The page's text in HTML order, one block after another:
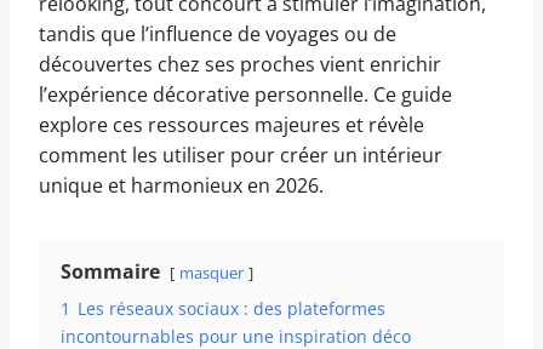
tandis que l’influence de voyages ou de
découvertes chez ses proches vient enrichir
l’expérience décorative personnelle. Ce guide
explore ces ressources majeures et révèle
comment les utiliser pour créer un intérieur
unique et harmonieux en 2026.
Sommaire masquer
1 Les réseaux sociaux : des plateformes
incontournables pour une inspiration déco